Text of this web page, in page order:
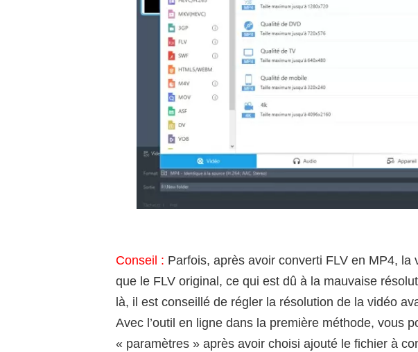
Conseil : Parfois, après avoir converti FLV en MP4, la
que le FLV original, ce qui est dû à la mauvaise
là, il est conseillé de régler la résolution de la vidéo
Avec l’outil en ligne dans la première méthode, vous
« paramètres » après avoir choisi ajouté le fichier à